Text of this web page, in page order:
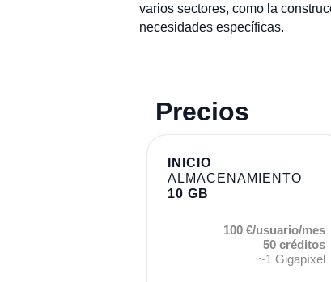
varios sectores, como la
necesidades específicas.
Precios
INICIO
ALMACENAMIENTO
10 GB
100 €/usuario/mes
50 créditos
~1 Gigapíxel